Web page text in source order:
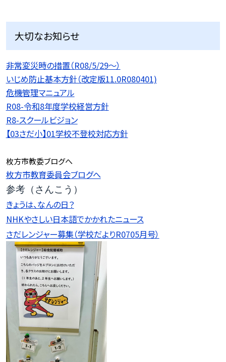
大切なお知らせ
非常変災時の措置（R08/5/29〜）
いじめ防止基本方針（改定版11.0R080401)
危機管理マニュアル
R08-令和8年度学校経営方針
R8-スクールビジョン
【03さだ小】01学校不登校対応方針
枚方市教委ブログへ
枚方市教育委員会ブログへ
参考（さんこう）
きょうは、なんの日？
NHKやさしい日本語でかかれたニュース
さだレンジャー募集（学校だよりR0705月号）